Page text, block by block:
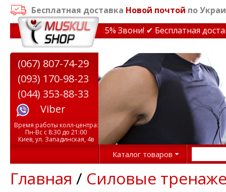
Бесплатная доставка Новой почтой по
на тренажеры до 15% Звони! ✔ Бесплатная
(067) 807-74-29
(093) 170-98-23
(044) 353-88-33
Viber
Время работы колл-центра:
Пн-Вс с 8:30 до 21:00
Киев, ул. Западинская, 4в
Каталог товаров
Главная / Силовые